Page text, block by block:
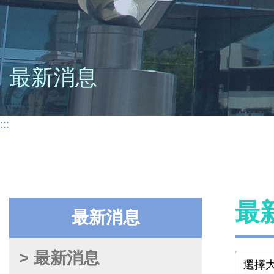
最新消息
:::
最新消息
> 最新消息
最